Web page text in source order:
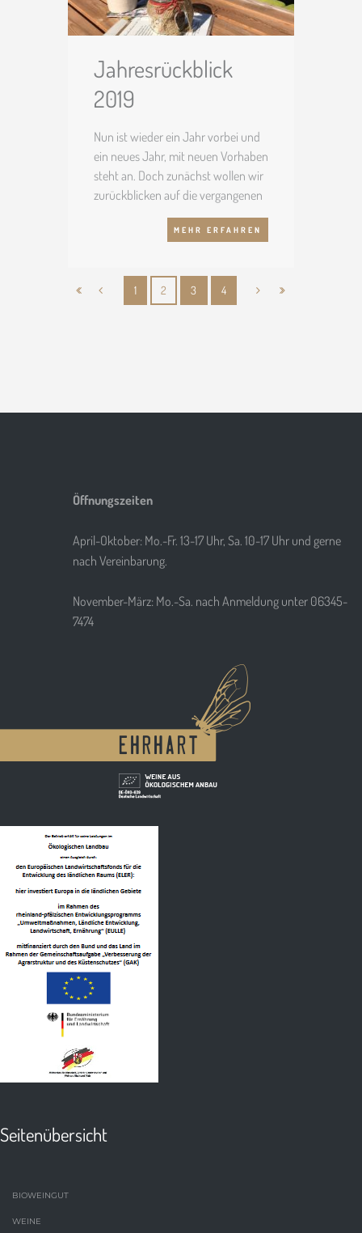
Jahresrückblick
2019
Nun ist wieder ein Jahr vorbei und
ein neues Jahr, mit neuen Vorhaben
steht an. Doch zunächst wollen wir
zurückblicken auf die vergangenen
12 Monate. Das Jahr 2019 begannen
wir mit dem alljährlichen
im Januar und Februar bei jeder
einzelnen Rebpflanze die Triebe
MEHR ERFAHREN
1 2 3 4
Öffnungszeiten
April-Oktober: Mo.-Fr. 13-17 Uhr, Sa. 10-17 Uhr und gerne
nach Vereinbarung.
November-März: Mo.-Sa. nach Anmeldung unter 06345-
7474
Seitenübersicht
BIOWEINGUT
WEINE